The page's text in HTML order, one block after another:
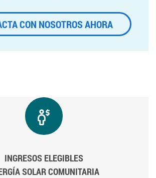
CON NOSOTROS AHORA
INGRESOS ELEGIBLES
SOLAR COMUNITARIA